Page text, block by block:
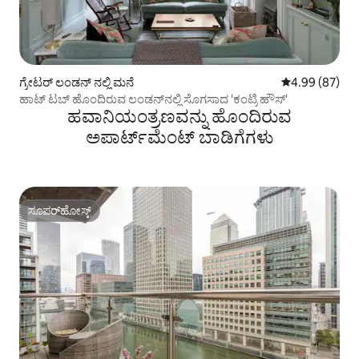
ಗ್ರೇಟರ್ ಲಂಡನ್ ನಲ್ಲಿ ಮನೆ 5 ರಲ್ಲಿ 4.99
4.99 (87)
ಹಾಟ್ ಟಬ್ ಹೊಂದಿರುವ ಲಂಡನ್‌ನಲ್ಲಿ ಸೊಗಸಾದ 'ಕಂಟ್ರಿ ಹೌಸ್'
ಹವಾನಿಯಂತ್ರಣವನ್ನು ಹೊಂದಿರುವ
ಅಪಾರ್ಟ್‌ಮೆಂಟ್‌ ಬಾಡಿಗೆಗಳು
ಸೂಪರ್‌ಹೋಸ್ಟ್
ಸೂಪರ್‌ಹೋಸ್ಟ್